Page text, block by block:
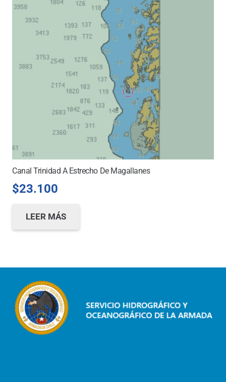
Canal Trinidad A Estrecho De Magallanes
$23.100
LEER MÁS